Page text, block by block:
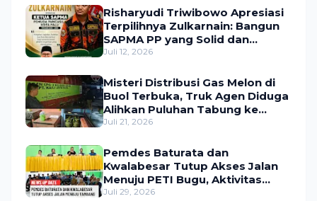
Risharyudi Triwibowo Apresiasi
Terpilihnya Zulkarnain: Bangun
SAPMA PP yang Solid dan
Bermanfaat bagi Masyarakat
Juli 12, 2026
Misteri Distribusi Gas Melon di
Buol Terbuka, Truk Agen Diduga
Alihkan Puluhan Tabung ke
Lokasi Tak Resmi
Juli 21, 2026
Pemdes Baturata dan
Kwalabesar Tutup Akses Jalan
Menuju PETI Bugu, Aktivitas
Tambang Diduga Masih
Juli 29, 2026